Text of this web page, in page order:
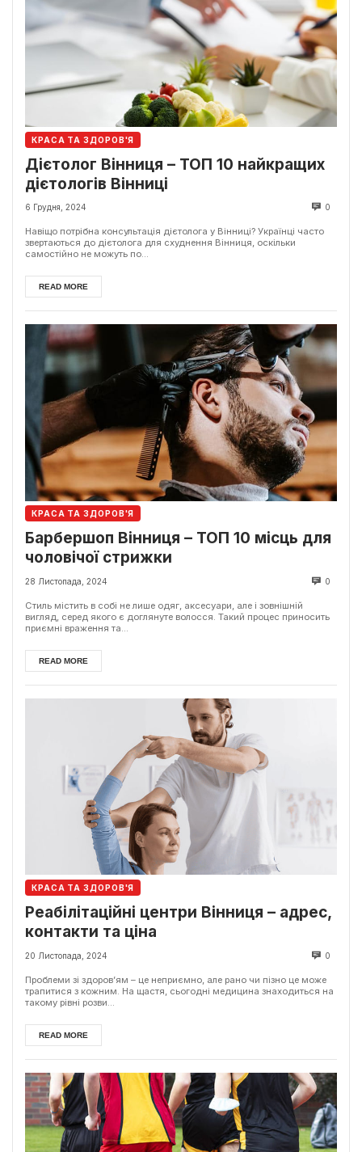
КРАСА ТА ЗДОРОВ'Я
Дієтолог Вінниця – ТОП 10 найкращих
дієтологів Вінниці
6 Грудня, 2024 0
Навіщо потрібна консультація дієтолога у Вінниці? Українці часто
звертаються до дієтолога для схуднення Вінниця, оскільки
самостійно не можуть по...
READ MORE
КРАСА ТА ЗДОРОВ'Я
Барбершоп Вінниця – ТОП 10 місць для
чоловічої стрижки
28 Листопада, 2024 0
Стиль містить в собі не лише одяг, аксесуари, але і зовнішній
вигляд, серед якого є доглянуте волосся. Такий процес приносить
приємні враження та...
READ MORE
КРАСА ТА ЗДОРОВ'Я
Реабілітаційні центри Вінниця – адрес,
контакти та ціна
20 Листопада, 2024 0
Проблеми зі здоров’ям – це неприємно, але рано чи пізно це може
трапитися з кожним. На щастя, сьогодні медицина знаходиться на
такому рівні розви...
READ MORE